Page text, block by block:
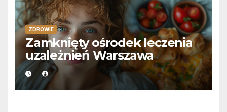
ZDROWIE
Zamknięty ośrodek leczenia
uzależnień Warszawa